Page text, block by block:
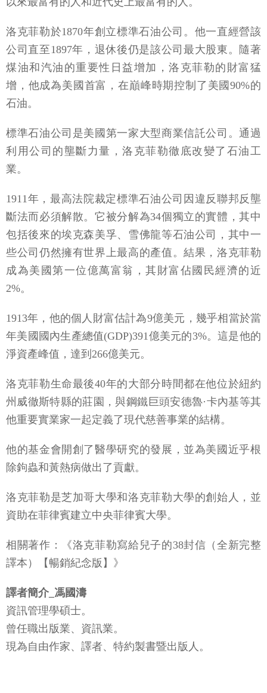
洛克菲勒於1870年創立標準石油公司。他一直經營該
公司直至1897年，退休後仍是該公司最大股東。隨著
煤油和汽油的重要性日益增加，洛克菲勒的財富猛
增，他成為美國首富，在巔峰時期控制了美國90%的
石油。
標準石油公司是美國第一家大型商業信託公司。通過
利用公司的壟斷力量，洛克菲勒徹底改變了石油工
業。
1911年，最高法院裁定標準石油公司因違反聯邦反壟
斷法而必須解散。它被分解為34個獨立的實體，其中
包括後來的埃克森美孚、雪佛龍等石油公司，其中一
些公司仍然擁有世界上最高的產值。結果，洛克菲勒
成為美國第一位億萬富翁，其財富佔國民經濟的近
2%。
1913年，他的個人財富估計為9億美元，幾乎相當於當
年美國國內生產總值(GDP)391億美元的3%。這是他的
淨資產峰值，達到266億美元。
洛克菲勒生命最後40年的大部分時間都在他位於紐約
州威徹斯特縣的莊園，與鋼鐵巨頭安德魯·卡內基等其
他重要實業家一起定義了現代慈善事業的結構。
他的基金會開創了醫學研究的發展，並為美國近乎根
除鉤蟲和黃熱病做出了貢獻。
洛克菲勒是芝加哥大學和洛克菲勒大學的創始人，並
資助在菲律賓建立中央菲律賓大學。
相關著作：《洛克菲勒寫給兒子的38封信（全新完整
譯本）【暢銷紀念版】》
譯者簡介_馮國濤
資訊管理學碩士。
曾任職出版業、資訊業。
現為自由作家、譯者、特約製書暨出版人。